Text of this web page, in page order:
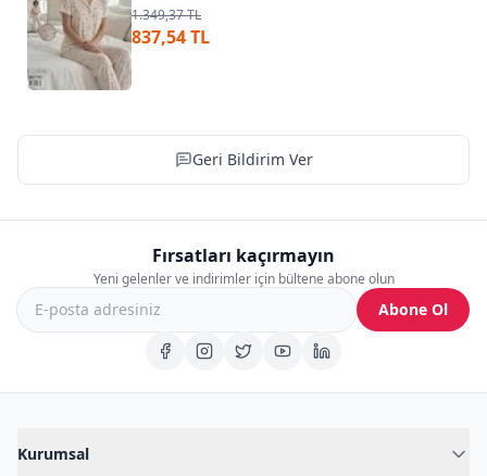
1.349,37 TL
837,54 TL
Geri Bildirim Ver
Fırsatları kaçırmayın
Yeni gelenler ve indirimler için bültene abone olun
Abone Ol
Kurumsal